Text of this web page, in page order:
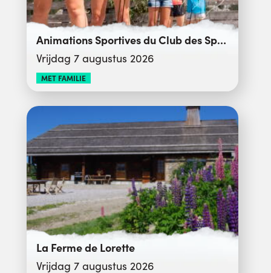
Animations Sportives du Club des Sports
Vrijdag 7 augustus 2026
MET FAMILIE
La Ferme de Lorette
Vrijdag 7 augustus 2026